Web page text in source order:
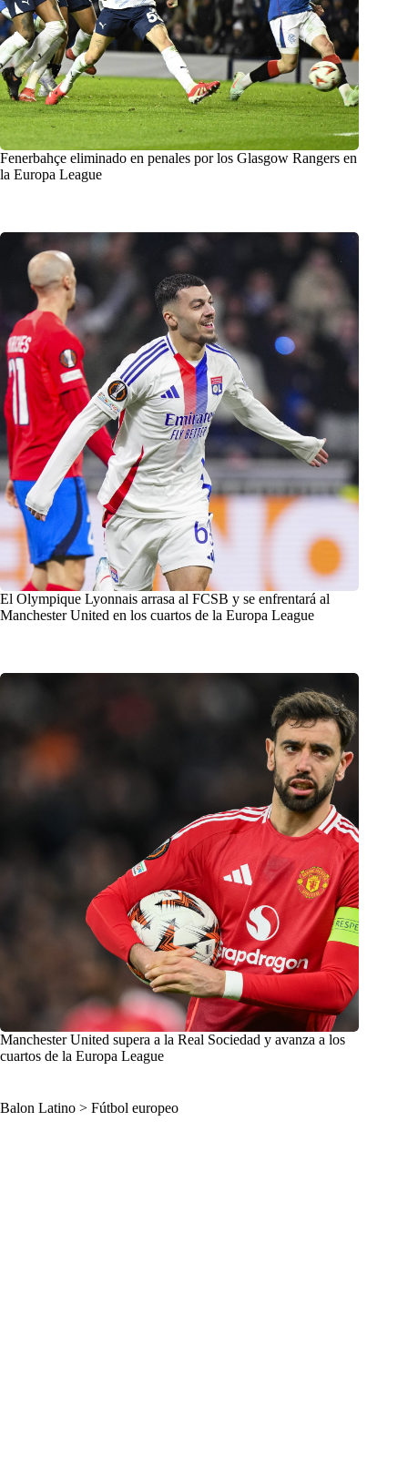
Fenerbahçe eliminado en penales por los Glasgow Rangers en
la Europa League
El Olympique Lyonnais arrasa al FCSB y se enfrentará al
Manchester United en los cuartos de la Europa League
Manchester United supera a la Real Sociedad y avanza a los
cuartos de la Europa League
Balon Latino > Fútbol europeo